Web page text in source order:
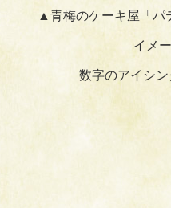
▲青梅のケーキ屋「パ
イメ
数字のアイシ